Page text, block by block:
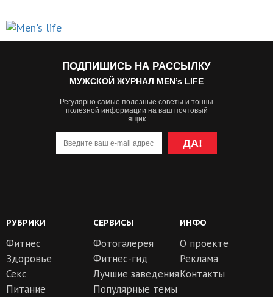
ПОДПИШИСЬ НА РАССЫЛКУ
МУЖСКОЙ ЖУРНАЛ MEN’s LIFE
Регулярно самые полезные советы и тонны
полезной информации на ваш почтовый
ящик
ДА!
РУБРИКИ
Фитнес
Здоровье
Секс
Питание
СЕРВИСЫ
Фотогалерея
Фитнес-гид
Лучшие заведения
Популярные темы
ИНФО
О проекте
Реклама
Контакты